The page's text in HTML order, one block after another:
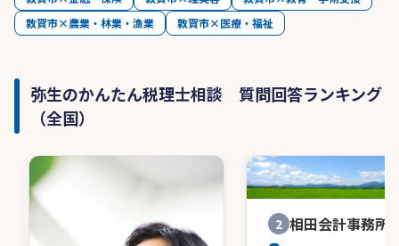
敦賀市×農業・林業・漁業
敦賀市×医療・福祉
弥生のかんたん税理士相談 質問回答ランキング
（全国）
2 相田会計事務所